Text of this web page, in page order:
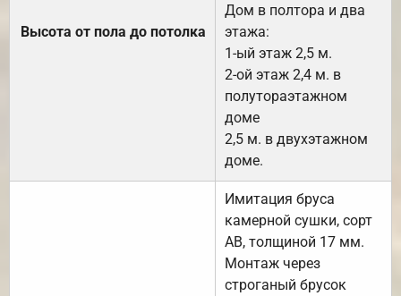
Высота от пола до потолка
Дом в полтора и два
этажа:
1-ый этаж 2,5 м.
2-ой этаж 2,4 м. в
полутораэтажном
доме
2,5 м. в двухэтажном
доме.
Имитация бруса
камерной сушки, сорт
АВ, толщиной 17 мм.
Монтаж через
строганый брусок